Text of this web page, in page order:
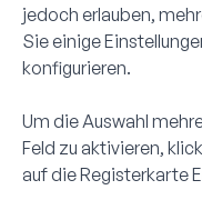
jedoch erlauben,
Sie einige
konfigurieren.
Um die Auswahl
Feld zu aktivieren,
auf die Registerkarte